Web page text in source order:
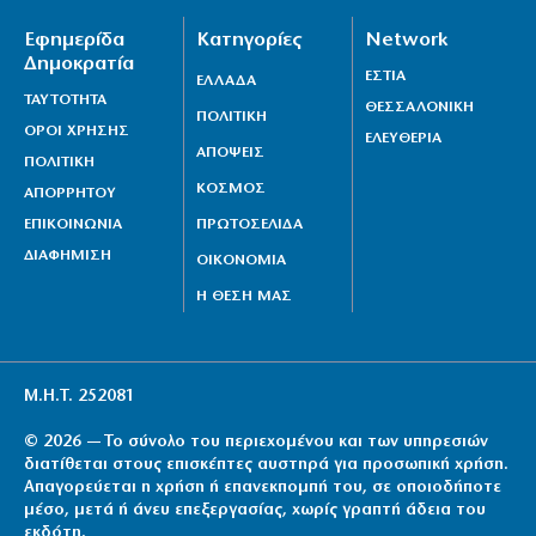
«Μπλόκο» από το Εφετείο στην κατασκευή της
αίθουσας χορού στον Λευκό Οίκο
Κάρτα Αγρότη: Ενεργοποιείται ψηφιακά από τις 28
Αυγούστου
7|08|2026 | 23:10
Εφημερίδα
Δημοκρατία
ΤΑΥΤΟΤΗΤΑ
ΟΡΟΙ ΧΡΗΣΗΣ
ΠΟΛΙΤΙΚΗ
ΑΠΟΡΡΗΤΟΥ
ΕΠΙΚΟΙΝΩΝΙΑ
ΔΙΑΦΗΜΙΣΗ
Κατηγορίες
ΕΛΛΑΔΑ
ΠΟΛΙΤΙΚΗ
ΑΠΟΨΕΙΣ
ΚΟΣΜΟΣ
ΠΡΩΤΟΣΕΛΙΔΑ
ΟΙΚΟΝΟΜΙΑ
Η ΘΕΣΗ ΜΑΣ
Network
ΕΣΤΙΑ
ΘΕΣΣΑΛΟΝΙΚΗ
ΕΛΕΥΘΕΡΙΑ
Μ.Η.Τ. 252081
© 2026 — Το σύνολο του περιεχομένου και των υπηρεσιών
διατίθεται στους επισκέπτες αυστηρά για προσωπική χρήση.
Απαγορεύεται η χρήση ή επανεκπομπή του, σε οποιοδήποτε
μέσο, μετά ή άνευ επεξεργασίας, χωρίς γραπτή άδεια του